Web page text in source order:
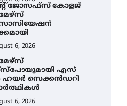
ജോസഫ്സ് കോളജ്
6, 2026
എസ്
സെക്കൻഡറി
6, 2026